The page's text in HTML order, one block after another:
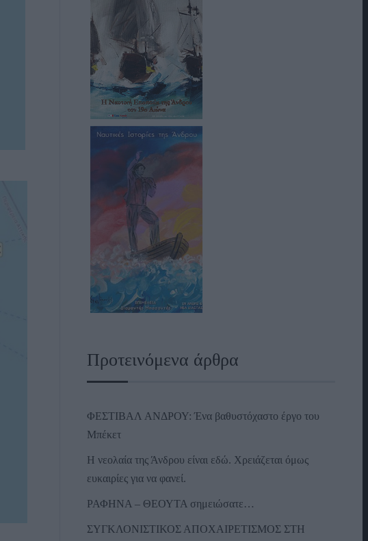
Προτεινόμενα άρθρα
ΦΕΣΤΙΒΑΛ ΑΝΔΡΟΥ: Ένα βαθυστόχαστο έργο του
Μπέκετ
Η νεολαία της Άνδρου είναι εδώ. Χρειάζεται όμως
ευκαιρίες για να φανεί.
ΡΑΦΗΝΑ – ΘΕΟΥΤΑ σημειώσατε…
ΣΥΓΚΛΟΝΙΣΤΙΚΟΣ ΑΠΟΧΑΙΡΕΤΙΣΜΟΣ ΣΤΗ